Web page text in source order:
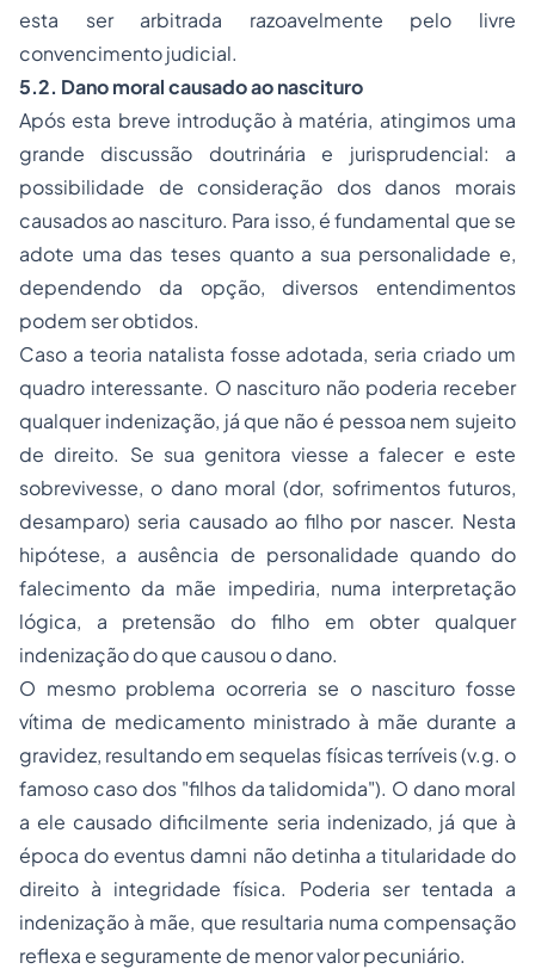
esta ser arbitrada razoavelmente pelo livre
convencimento judicial.
5.2. Dano moral causado ao nascituro
Após esta breve introdução à matéria, atingimos uma
grande discussão doutrinária e jurisprudencial: a
possibilidade de consideração dos danos morais
causados ao nascituro. Para isso, é fundamental que se
adote uma das teses quanto a sua personalidade e,
dependendo da opção, diversos entendimentos
podem ser obtidos.
Caso a teoria natalista fosse adotada, seria criado um
quadro interessante. O nascituro não poderia receber
qualquer indenização, já que não é pessoa nem sujeito
de direito. Se sua genitora viesse a falecer e este
sobrevivesse, o dano moral (dor, sofrimentos futuros,
desamparo) seria causado ao filho por nascer. Nesta
hipótese, a ausência de personalidade quando do
falecimento da mãe impediria, numa interpretação
lógica, a pretensão do filho em obter qualquer
indenização do que causou o dano.
O mesmo problema ocorreria se o nascituro fosse
vítima de medicamento ministrado à mãe durante a
gravidez, resultando em sequelas físicas terríveis (v.g. o
famoso caso dos "filhos da talidomida"). O dano moral
a ele causado dificilmente seria indenizado, já que à
época do eventus damni não detinha a titularidade do
direito à integridade física. Poderia ser tentada a
indenização à mãe, que resultaria numa compensação
reflexa e seguramente de menor valor pecuniário.